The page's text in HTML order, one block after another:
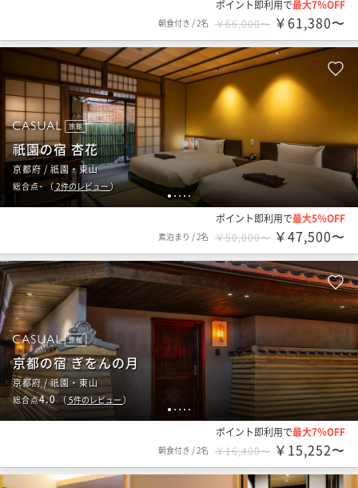
ポイント即利用で最大7％OFF
朝食付き /2名 ￥66,000〜 ￥61,380〜
1 2 3 4 5
旅館
祇園の宿 杏花
京都府 / 祇園・東山
総合点-（2件のレビュー）
ポイント即利用で最大5％OFF
素泊まり /2名 ￥50,000〜 ￥47,500〜
1 2 3 4 5
旅館
京都の宿 ぎをんの月
京都府 / 祇園・東山
総合点4.0（5件のレビュー ）
ポイント即利用で最大7％OFF
朝食付き /2名 ￥16,400〜 ￥15,252〜